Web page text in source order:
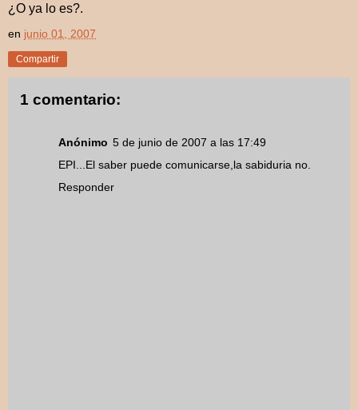
¿O ya lo es?.
en junio 01, 2007
Compartir
1 comentario:
Anónimo 5 de junio de 2007 a las 17:49
EPI...El saber puede comunicarse,la sabiduria no.
Responder